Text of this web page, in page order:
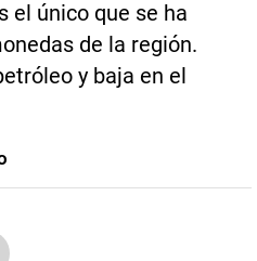
el único que se ha
de la región.
y baja en el